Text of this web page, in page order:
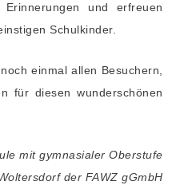
und erfreuen
Schulkinder.
einmal allen Besuchern,
für diesen wunderschönen
mit gymnasialerOberstufe
der FAWZ gGmbH